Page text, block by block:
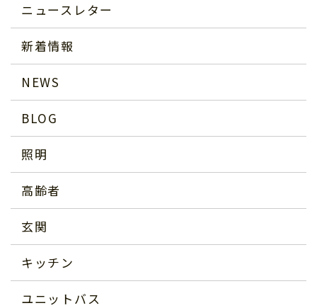
ニュースレター
新着情報
NEWS
BLOG
照明
高齢者
玄関
キッチン
ユニットバス